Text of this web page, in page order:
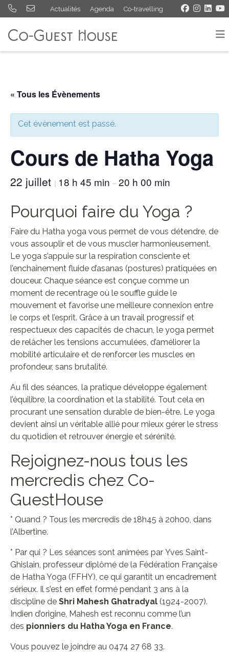
Actualités Agenda Co-travelling
« Tous les Évènements
Cet évènement est passé.
Cours de Hatha Yoga
22 juillet | 18 h 45 min –20 h 00 min
Pourquoi faire du Yoga ?
Faire du Hatha yoga vous permet de vous détendre, de
vous assouplir et de vous muscler harmonieusement.
Le yoga s’appuie sur la respiration consciente et
l’enchaînement fluide d’asanas (postures) pratiquées en
douceur. Chaque séance est conçue comme un
moment de recentrage où le souffle guide le
mouvement et favorise une meilleure connexion entre
le corps et l’esprit. Grâce à un travail progressif et
respectueux des capacités de chacun, le yoga permet
de relâcher les tensions accumulées, d’améliorer la
mobilité articulaire et de renforcer les muscles en
profondeur, sans brutalité.
Au fil des séances, la pratique développe également
l’équilibre, la coordination et la stabilité. Tout cela en
procurant une sensation durable de bien-être. Le yoga
devient ainsi un véritable allié pour mieux gérer le stress
du quotidien et retrouver énergie et sérénité.
Rejoignez-nous tous les
mercredis chez Co-
GuestHouse
* Quand ? Tous les mercredis de 18h45 à 20h00, dans
l’Albertine.
* Par qui ? Les séances sont animées par Yves Saint-
Ghislain, professeur diplômé de la Fédération Française
de Hatha Yoga (FFHY), ce qui garantit un encadrement
sérieux. Il s’est en effet formé pendant 3 ans à la
discipline de Shri Mahesh Ghatradyal (1924-2007).
Indien d’origine, Mahesh est reconnu comme l’un
des pionniers du Hatha Yoga en France.
Vous pouvez le joindre au 0474 27 68 33.